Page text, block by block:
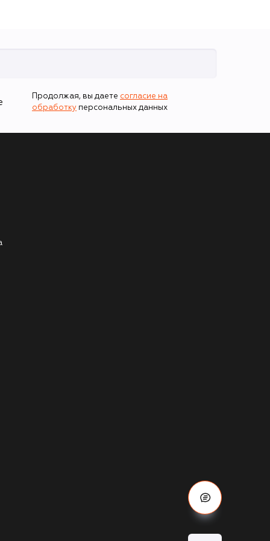
Продолжая, вы даете согласие на
обработку персональных данных